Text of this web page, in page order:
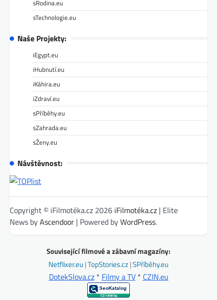
sRodina.eu
sTechnologie.eu
Naše Projekty:
iEgypt.eu
iHubnutí.eu
iKáhira.eu
iZdraví.eu
sPříběhy.eu
sZahrada.eu
sŽeny.eu
Návštěvnost:
Copyright © iFilmotéka.cz 2026 iFilmotéka.cz | Elite
News byAscendoor | Powered byWordPress.
Související filmové a zábavní magazíny:
Netflixer.eu |TopStories.cz|SPříběhy.eu
DotekSlova.cz* Filmy a TV* CZIN.eu